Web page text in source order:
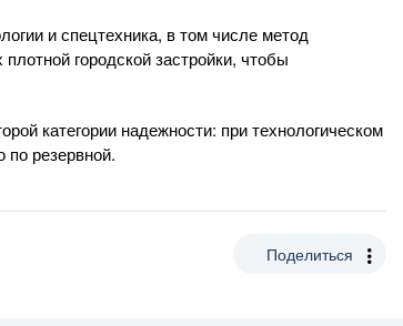
и спецтехника, в том числе метод
городской застройки, чтобы
категории надежности: при технологическом
по резервной.
Поделиться